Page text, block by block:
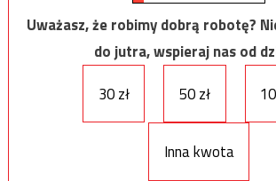
Uważasz, że robimy dobrą robotę?
do jutra, wspieraj nas od
30 zł
50 zł
Inna kwota